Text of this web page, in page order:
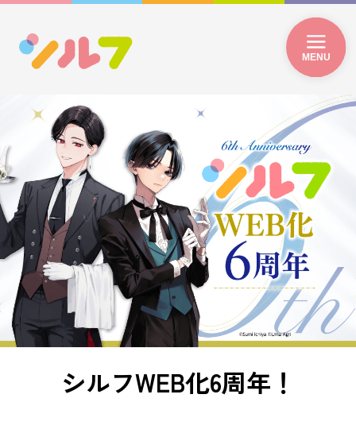
シルフWEB化6周年！